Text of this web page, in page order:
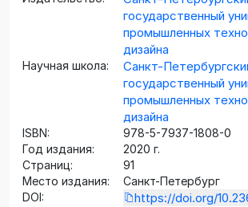
государственный
промышленных
дизайна
Научная школа:
Санкт-
государственный
промышленных
дизайна
ISBN:
978-5-7937-1808-0
Год издания:
2020 г.
Страниц:
91
Место издания:
Санкт-Петербург
DOI:
https://doi.org/